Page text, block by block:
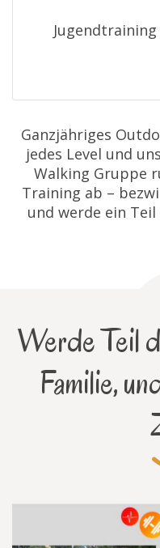
Ganzjähriges
jedes Level und
Walking Gruppe
Training ab –
und werde ein Teil
Werde Teil
Familie,